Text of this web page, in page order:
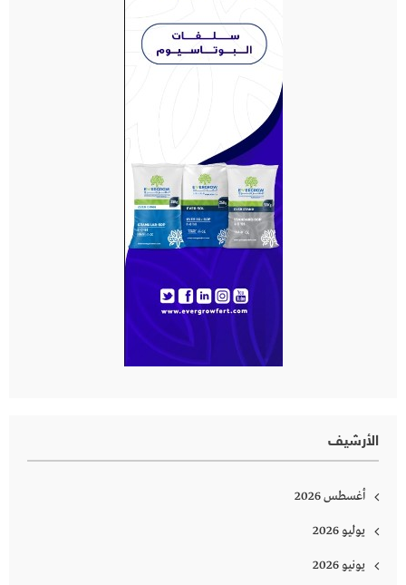
الأرشيف
أغسطس 2026
يوليو 2026
يونيو 2026